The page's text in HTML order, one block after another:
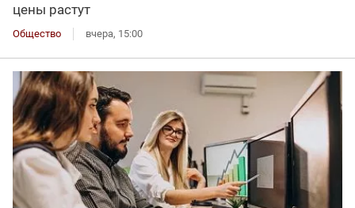
цены растут
Общество вчера, 15:00